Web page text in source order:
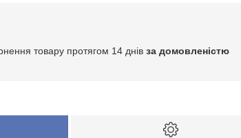
товару протягом 14 днів за домовленістю